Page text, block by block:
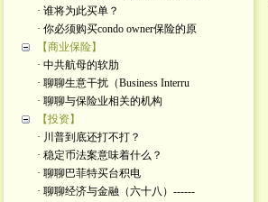
· 谁将为此买单？
· 你必须购买condo owner保险的原
【商业保险】
· 中共航母的软肋
· 聊聊生意干扰（Business Interru
· 聊聊与保险业相关的机构
【投资】
· 川普到底还打不打？
· 稳定币法案意味着什么？
· 聊聊巴菲特买台积电
· 聊聊经济与金融（六十八）------